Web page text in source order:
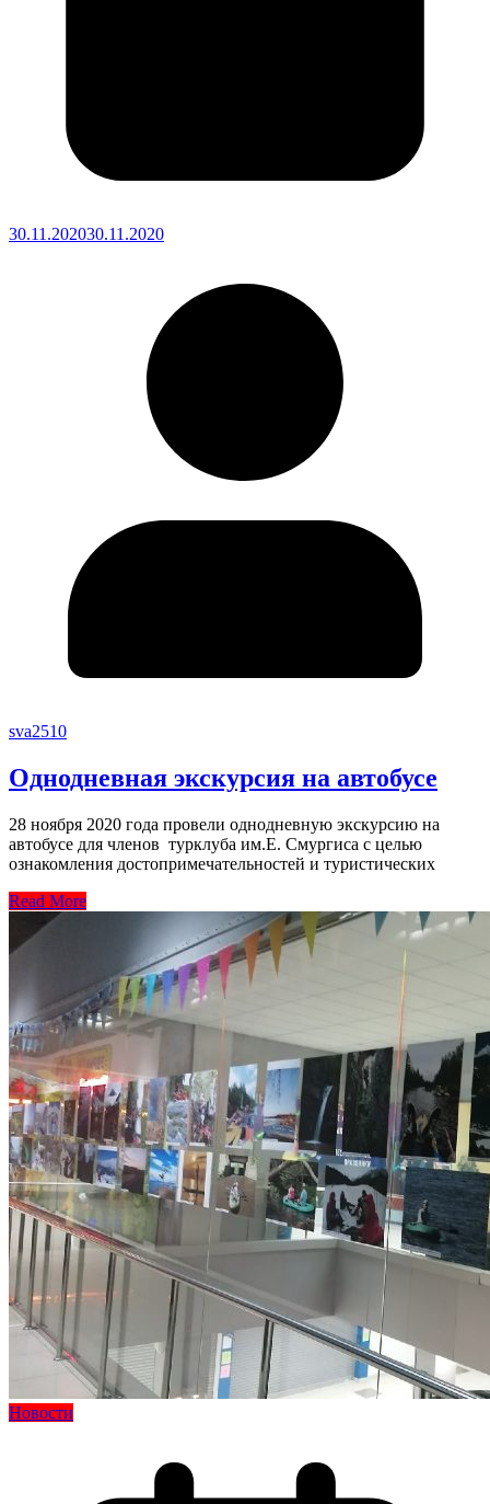
30.11.202030.11.2020
sva2510
Однодневная экскурсия на автобусе
28 ноября 2020 года провели однодневную экскурсию на
автобусе для членов турклуба им.Е. Смургиса с целью
ознакомления достопримечательностей и туристических
Read More
Новости